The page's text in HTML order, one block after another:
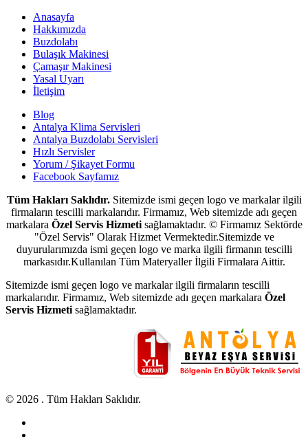
Anasayfa
Hakkımızda
Buzdolabı
Bulaşık Makinesi
Çamaşır Makinesi
Yasal Uyarı
İletişim
Blog
Antalya Klima Servisleri
Antalya Buzdolabı Servisleri
Hızlı Servisler
Yorum / Şikayet Formu
Facebook Sayfamız
Tüm Hakları Saklıdır. Sitemizde ismi geçen logo ve markalar ilgili
firmaların tescilli markalarıdır. Firmamız, Web sitemizde adı geçen
markalara Özel Servis Hizmetisağlamaktadır. © Firmamız Sektörde
"Özel Servis" Olarak Hizmet Vermektedir.Sitemizde ve
duyurularımızda ismi geçen logo ve marka ilgili firmanın tescilli
markasıdır.Kullanılan Tüm Materyaller İlgili Firmalara Aittir.
Sitemizde ismi geçen logo ve markalar ilgili firmaların tescilli
markalarıdır. Firmamız, Web sitemizde adı geçen markalara Özel
Servis Hizmeti sağlamaktadır.
© 2026 . Tüm Hakları Saklıdır.